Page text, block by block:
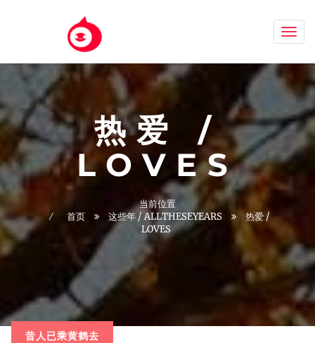
热爱 /
LOVES
当前位置
首页
这些年 / ALLTHESEYEARS
热爱 /
LOVES
昔人已乘黄鹤去